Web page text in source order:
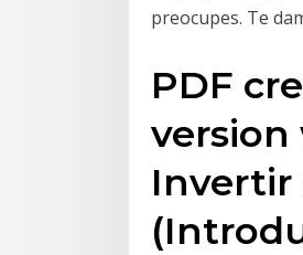
preocupes. Te
PDF
version
Invertir